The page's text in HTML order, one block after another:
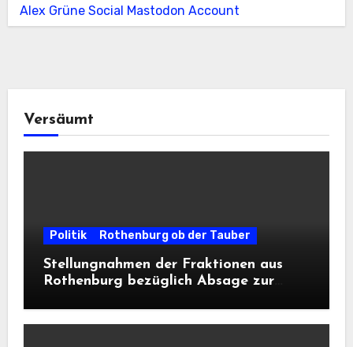
Alex Grüne Social Mastodon Account
Versäumt
Politik Rothenburg ob der Tauber
Stellungnahmen der Fraktionen aus
Rothenburg bezüglich Absage zur